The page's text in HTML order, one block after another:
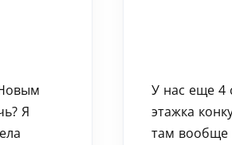
Я
У нас еще 4
этажка
там вообще